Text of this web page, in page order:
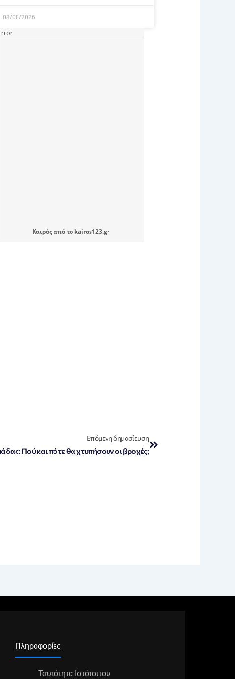
08/08/2026
Καιρόςαπό το kairos123.gr
Επόμενη δημοσίευση
Πού και πότε θα χτυπήσουν οι βροχές;
Πληροφορίες
Ταυτότητα Ιστότοπου